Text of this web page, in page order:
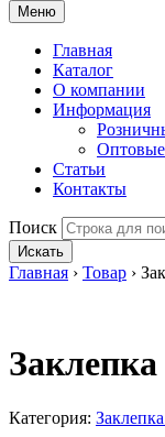
Меню
Главная
Каталог
О компании
Информация
Статьи
Контакты
Поиск
Искать
Главная › Товар ›
Категория: